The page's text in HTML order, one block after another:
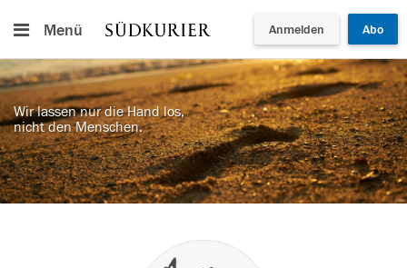
Menü Anmelden Abo
Wir lassen nur die Hand los,
nicht den Menschen.